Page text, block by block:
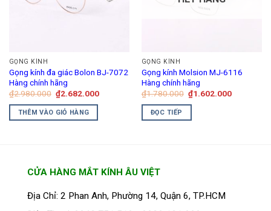
được
chọn
trên
trang
sản
GỌNG KÍNH
Gọng kính đa giác Bolon BJ-7072
Hàng chính hãng
₫2.980.000 Giá
gốc
là:
₫2.980.000.
₫2.682.000Giá
THÊM VÀO GIỎ HÀNG
GỌNG KÍNH
Gọng kính Molsion MJ-6116
Hàng chính hãng
₫1.780.000 Giá
gốc
là:
₫1.602.000Giá
ĐỌC TIẾP
CỬA HÀNG MẮT KÍNH ÂU VIỆT
Địa Chỉ: 2 Phan Anh, Phường 14, Quận 6, TP.HCM